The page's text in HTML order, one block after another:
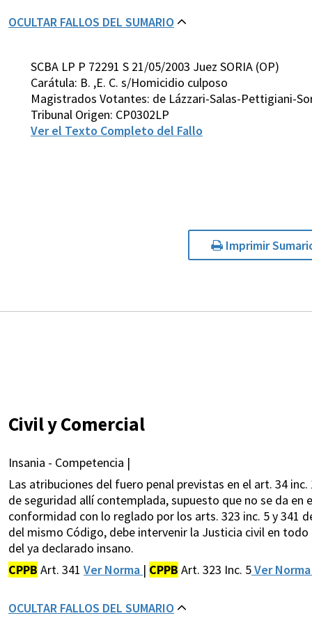
OCULTAR FALLOS DEL SUMARIO
SCBA LP P 72291 S 21/05/2003 Juez SORIA (OP)
Carátula: B. ,E. C. s/Homicidio culposo
Magistrados Votantes: de Lázzari-Salas-Pettigiani-
Tribunal Origen: CP0302LP
Ver el Texto Completo del Fallo
Imprimir
Civil y Comercial
Insania - Competencia |
Las atribuciones del fuero penal previstas en el art. 34
de seguridad allí contemplada, supuesto que no se da
conformidad con lo reglado por los arts. 323 inc. 5 y 341
del mismo Código, debe intervenir la Justicia civil en
del ya declarado insano.
CPPB Art. 341 Ver Norma | CPPB Art. 323 Inc. 5Ver
OCULTAR FALLOS DEL SUMARIO